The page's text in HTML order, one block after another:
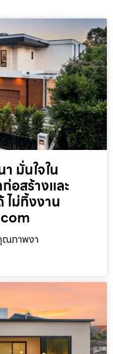
มั่นใจใน
อสร้างและ
ไม่ทิ้งงาน
ณภาพงา